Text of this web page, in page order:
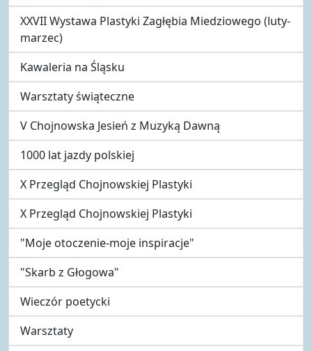
XXVII Wystawa Plastyki Zagłębia Miedziowego (luty-
marzec)
Kawaleria na Śląsku
Warsztaty świąteczne
V Chojnowska Jesień z Muzyką Dawną
1000 lat jazdy polskiej
X Przegląd Chojnowskiej Plastyki
X Przegląd Chojnowskiej Plastyki
"Moje otoczenie-moje inspiracje"
"Skarb z Głogowa"
Wieczór poetycki
Warsztaty